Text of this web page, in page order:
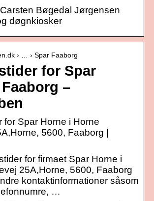
Bøgedal Jørgensen
døgnkiosker
› … › Spar Faaborg
for Spar
–
for Spar Horne i Horne
5600, Faaborg |
for firmaet Spar Horne i
25A,Horne, 5600, Faaborg
kontaktinformationer såsom
…